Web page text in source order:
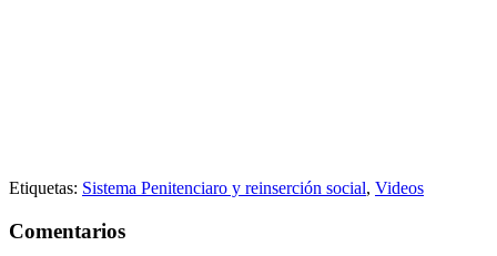
Etiquetas: Sistema Penitenciaro y reinserción social, Videos
Comentarios